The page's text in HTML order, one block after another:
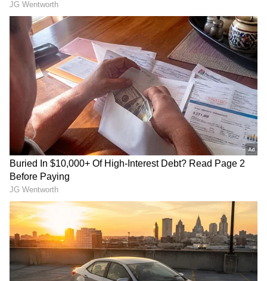
கதையின் நாயகனாக நடித்துள்ள
‘வானவன்’ படப்பிடிப்பு நிறைவு!